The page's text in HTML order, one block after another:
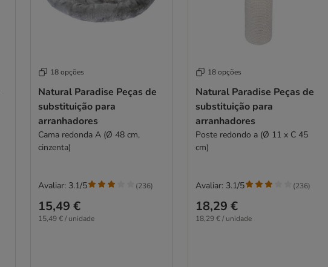
18 opções
Natural Paradise Peças de
substituição para
arranhadores
Cama redonda A (Ø 48 cm,
cinzenta)
15,49 €
15,49 € / unidade
Avaliar: 3.1/5 (236)
18 opções
Natural Paradise Peças de
substituição para
arranhadores
Poste redondo a (Ø 11 x C 45
cm)
18,29 €
18,29 € / unidade
Avaliar: 3.1/5 (236)